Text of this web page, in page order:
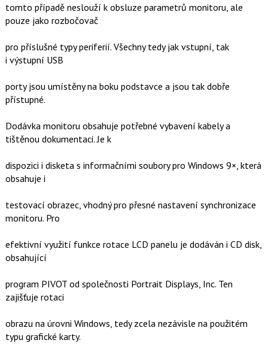
tomto případě neslouží k obsluze parametrů monitoru, ale
pouze jako rozbočovač
pro příslušné typy periferií. Všechny tedy jak vstupní, tak
i výstupní USB
porty jsou umístěny na boku podstavce a jsou tak dobře
přístupné.
Dodávka monitoru obsahuje potřebné vybavení kabely a
tištěnou dokumentaci. Je k
dispozici i disketa s informačními soubory pro Windows 9×, která
obsahuje i
testovací obrazec, vhodný pro přesné nastavení synchronizace
monitoru. Pro
efektivní využití funkce rotace LCD panelu je dodáván i CD disk,
obsahující
program PIVOT od společnosti Portrait Displays, Inc. Ten
zajišťuje rotaci
obrazu na úrovni Windows, tedy zcela nezávisle na použitém
typu grafické karty.